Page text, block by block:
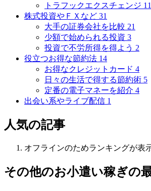
トラフックエクスチェンジ 11
株式投資やＦＸなど 31
大手の証券会社を比較 21
少額で始められる投資 3
投資で不労所得を得よう 2
役立つお得な節約法 14
お得なクレジットカード 4
日々の生活で得する節約術 5
定番の電子マネーを紹介 4
出会い系やライブ配信 1
人気の記事
オフラインのためランキングが表
その他のお小遣い稼ぎの